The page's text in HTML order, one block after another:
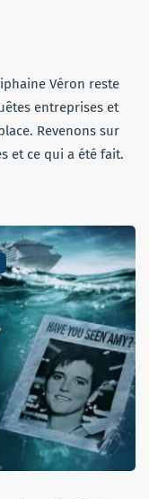
Véron reste
entreprises et
Revenons sur
et ce qui a été fait.